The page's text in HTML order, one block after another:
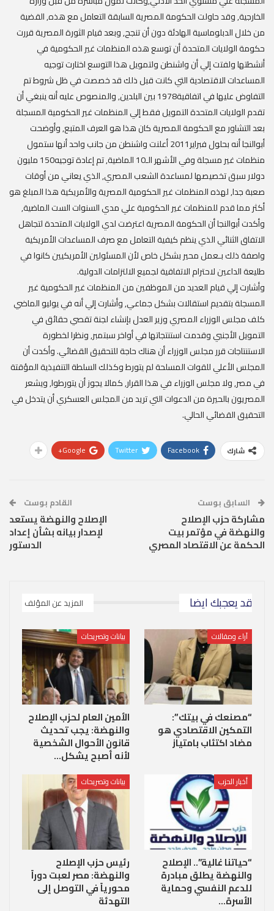
الخارجية, وقد حاولت الحكومة المصرية السابقة التعامل مع هذه, القضية
من خلال الدبلوماسية الهادئة دون أن تنجح, وبعد قيام الثورة المصرية قررت
حكومة الولايات المتحدة أن توسع هذه المنظمات غير الحكومية في
أنشطتها ولفتت إلي أن واشنطن ولتمويل هذا التوسع اختارت توجيه
المساعدات الاقتصادية التي كانت قبل ذلك قد خصصت في ظل شروط تم
التفاوض عليها في اتفاقية1978 بين البلدين, والمنصوص عليه أنه ينبغي أن
تقدم الولايات المتحدة التمويل فقط إلي المنظمات غير الحكومية المسجلة
بعد التشاور مع الحكومة المصرية كان هذا هو العرف المتبع, وأوضحت
أبوالنجا أنه بحلول فبراير2011 أعلنت واشنطن من جانب واحد أنها ستمول
منظمات غير مسجلة وفي الأشهر الـ10 الماضية, تم إعادة توجيه150 مليون
دولار سبق تخصيصها لمساعدة الشعب المصري, الذي يعاني من أوقات
صعبة جدا, لهذه المنظمات غير الحكومية المصرية والأمريكية هذا المبلغ هو
أكثر مما قدم للمنظمات غير الحكومية علي مدي السنوات الست الماضية,
وأكدت أبوالنجا أن الحكومة المصرية اعترضت لدي الولايات المتحدة لتجاهل
الاتفاق الثنائي الذي ينظم كيفية التعامل مع صرف المساعدات الأمريكية
واصفة ذلك بـعمل محير بشكل خاص لأن المسئولين الأمريكيين كانوا في
طليعة الداعين لاحترام الاتفاقية لجميع الالتزامات الدولية.
وأشارت إلي قيام العديد من الموظفين من المنظمات غير الحكومية غير
المسجلة بتقديم استقالات بشكل جماعي, وأشارت إلي أنه في يوليو الماضي
كلف مجلس الوزراء المصري وزير العدل بإنشاء لجنة تقصي حقائق في
التمويل الأجنبي وقدمت استنتجاتها في أواخر سبتمبر, ونظرا لخطورة
الاستنتاجات قرر مجلس الوزراء أن هناك حاجة للتحقيق القضائي. وأكدت أن
المجلس الأعلي للقوات المسلحة لم يتورط وكذلك السلطة التنفيذية المؤقتة
في مصر, ولا مجلس الوزراء في هذا القرار, كمالا يجوز أن يتورطوا, ويشعر
المصريون بالحيرة من الدعوات التي تريد من المجلس العسكري أن يتدخل في
التحقيق القضائي الحالي.
شارك Facebook
Twitter
Google+
السابق بوست
مشاركة حزب الإصلاح
والنهضة في مؤتمر بيت
الحكمة عن الاقتصاد المصري
القادم بوست
الإصلاح والنهضة يستعد
لإصدار بيانه بشأن إعداد
الدستور
قد يعجبك ايضا المزيد عن المؤلف
آراء ومقالات
“مصنعك في بيتك”:
التمكين الاقتصادي هو
مضاد اكتئاب بامتياز
بيانات وتصريحات
الأمين العام لحزب الإصلاح
والنهضة: يجب تحديث
قانون الأحوال الشخصية
لأنه أصبح يشكل…
أخبار الحزب
“حياتنا غالية”.. الإصلاح
والنهضة يطلق مبادرة
للدعم النفسي وحماية
الأسرة…
بيانات وتصريحات
رئيس حزب الإصلاح
والنهضة: مصر لعبت دوراً
محورياً في التوصل إلى
التهدئة